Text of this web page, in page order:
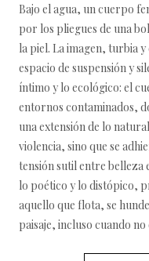
Bajo el agua, un cuerpo
por los pliegues de una
la piel. La imagen, turbia
espacio de suspensión y
íntimo y lo ecológico: el
entornos contaminados,
una extensión de lo
violencia, sino que se
tensión sutil entre belleza
lo poético y lo distópico,
aquello que flota, se
paisaje, incluso cuando